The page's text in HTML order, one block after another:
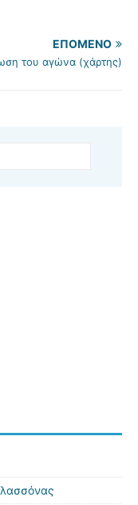
ΕΠΌΜΕΝΟ
του αγώνα (χάρτης)